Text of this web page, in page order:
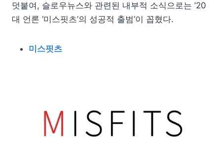
덧붙여, 슬로우뉴스와 관련된 내부적 소식으로는 ’20
대 언론 ‘미스핏츠’의 성공적 출범’이 꼽혔다.
미스핏츠